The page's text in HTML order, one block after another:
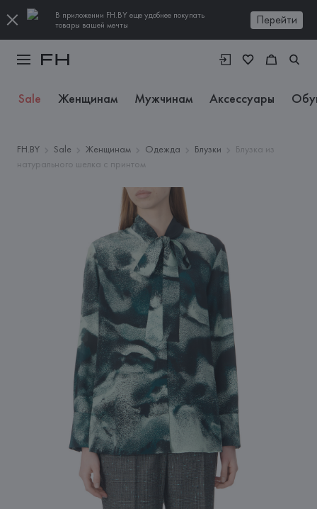
В приложении FH.BY еще удобнее покупать
товары вашей мечты
Перейти
Sale Женщинам Мужчинам Аксессуары
FH.BY Sale Женщинам Одежда Блузки
Блузка из
натурального шелка с принтом